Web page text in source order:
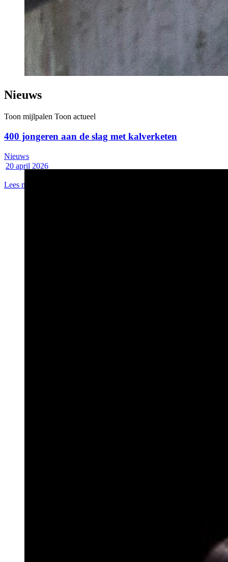
Nieuws
Toon mijlpalen Toon actueel
400 jongeren aan de slag met kalverketen
20 april 2026
Lees meer
Nieuws